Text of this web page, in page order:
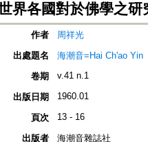
界各國對於佛學之研
作者
周祥光
出處題名
海潮音=Hai Ch'ao Yin
卷期
v.41 n.1
出版日期 1960.01
頁次 13 - 16
出版者
海潮音雜誌社